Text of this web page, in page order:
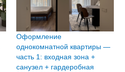
Оформление
однокомнатной квартиры —
часть 1: входная зона +
санузел + гардеробная